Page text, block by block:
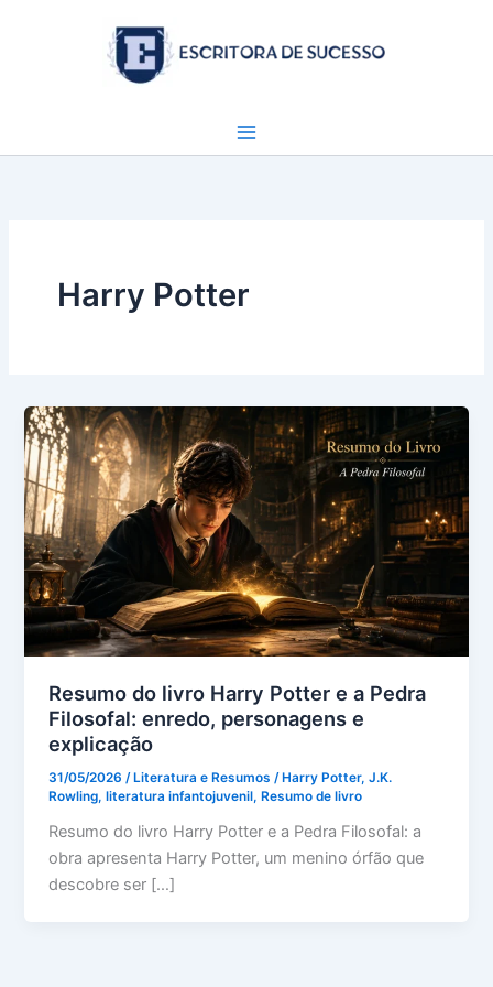
Harry Potter
Resumo do livro Harry Potter e a Pedra
Filosofal: enredo, personagens e
explicação
31/05/2026 /Literatura e Resumos /Harry Potter,J.K.
Rowling,literatura infantojuvenil,Resumo de livro
Resumo do livro Harry Potter e a Pedra Filosofal: a
obra apresenta Harry Potter, um menino órfão que
descobre ser […]